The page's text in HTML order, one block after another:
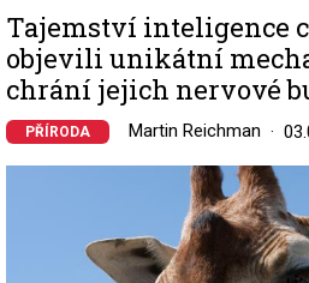
Tajemství inteligence
objevili unikátní
chrání jejich nervové
PŘÍRODA Martin Reichman